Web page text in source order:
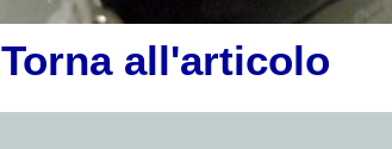
Torna all'articolo